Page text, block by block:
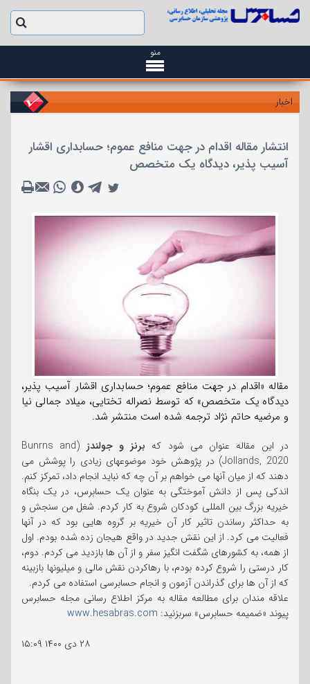
منو
اخبار
انتشار مقاله اقدام در جهت منافع عموم؛ حسابداری اقشار
آسیب پذیر، دیدگاه یک متخصص
مقاله «اقدام در جهت منافع عموم؛ حسابداری اقشار آسیب پذیر،
دیدگاه یک متخصص» که توسط نصراله تختایی، میلاد جمالی نیا
و مرضیه حاتم نژاد ترجمه شده است منتشر شد.
در این مقاله عنوان می شود که برنز و جولندز
(Bunrns and
Jollands, 2020) در پژوهش خود موضوعهای زیادی را پوشش می
دهند که از میان آنها می خواهم بر آن چه که نباید انجام داد، تمرکز کنم.
اندکی پس از دانش آموختگی به عنوان یک حسابرس، در یک بنگاه
خیریه بزرگ بین المللی کودکان شروع به کار کردم. شغل من سنجش و
به حداکثر رساندن تاثیر کار آن خیریه بر گروه هایی بود که در آنها
فعالیت می کرد. از این نقش جدید در واقع هیجان زده شده بودم. اول
از همه، به کشورهای شگفت انگیز سفر و از آن ها بازدید می کردم. دوم،
کار درستی را شروع کرده بودم، با رهاکردن نقش مالی و میلیونها بازبینه
که از آن ها برای گذراندن آزمون و انجام حسابرسی استفاده می کردم.
علاقه مندان برای مطالعه مقاله به مرکز اطلاع رسانی مجله حسابرس
پیوند «ضمیمه حسابرس» سربزنید: www.hesabras.com
۲۸ دی ۱۴۰۰
۱۵:۰۹